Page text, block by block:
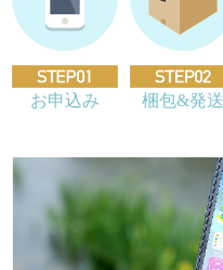
お申込み 梱包&発送